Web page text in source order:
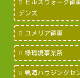
ヒルズウォーク徳
デンズ
ユメリア徳重
緑環境事業所
鳴海ハウジングセ